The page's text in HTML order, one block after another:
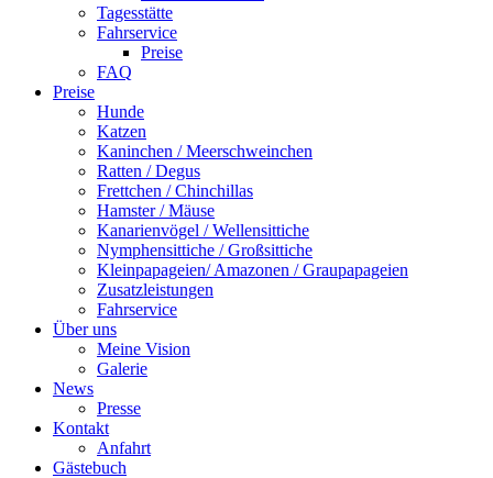
Tagesstätte
Fahrservice
Preise
FAQ
Preise
Hunde
Katzen
Kaninchen / Meerschweinchen
Ratten / Degus
Frettchen / Chinchillas
Hamster / Mäuse
Kanarienvögel / Wellensittiche
Nymphensittiche / Großsittiche
Kleinpapageien/ Amazonen / Graupapageien
Zusatzleistungen
Fahrservice
Über uns
Meine Vision
Galerie
News
Presse
Kontakt
Anfahrt
Gästebuch